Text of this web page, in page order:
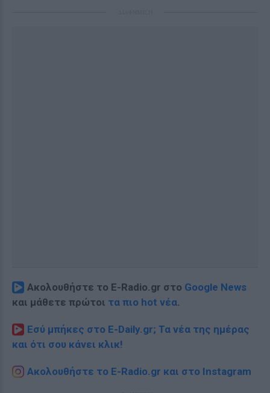
Ακολουθήστε το E-Radio.gr στο Google News
και μάθετε πρώτοι τα πιο hot νέα.
Εσύ μπήκες στο E-Daily.gr; Τα νέα της ημέρας
και ότι σου κάνει κλικ!
Ακολουθήστε το E-Radio.gr και στο Instagram